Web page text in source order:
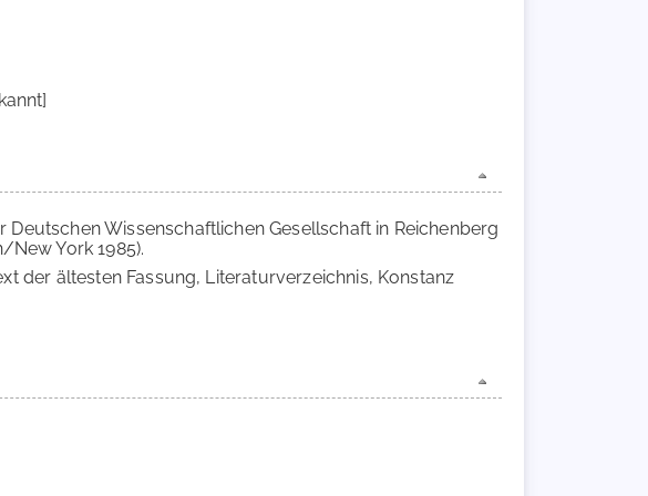
Wissenschaftlichen Gesellschaft in Reichenberg
York 1985).
der ältesten Fassung, Literaturverzeichnis, Konstanz